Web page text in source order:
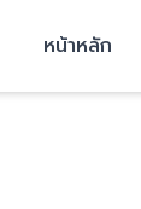
หน้าหลัก